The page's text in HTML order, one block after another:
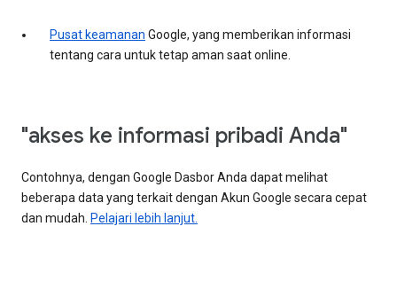
Pusat keamanan Google, yang memberikan informasi
tentang cara untuk tetap aman saat online.
"akses ke informasi pribadi Anda"
Contohnya, dengan Google Dasbor Anda dapat melihat
beberapa data yang terkait dengan Akun Google secara cepat
dan mudah. Pelajari lebih lanjut.